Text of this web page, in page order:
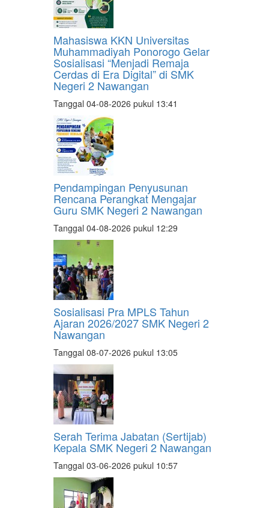
Mahasiswa KKN Universitas
Muhammadiyah Ponorogo Gelar
Sosialisasi “Menjadi Remaja
Cerdas di Era Digital” di SMK
Negeri 2 Nawangan
Tanggal 04-08-2026 pukul 13:41
Pendampingan Penyusunan
Rencana Perangkat Mengajar
Guru SMK Negeri 2 Nawangan
Tanggal 04-08-2026 pukul 12:29
Sosialisasi Pra MPLS Tahun
Ajaran 2026/2027 SMK Negeri 2
Nawangan
Tanggal 08-07-2026 pukul 13:05
Serah Terima Jabatan (Sertijab)
Kepala SMK Negeri 2 Nawangan
Tanggal 03-06-2026 pukul 10:57